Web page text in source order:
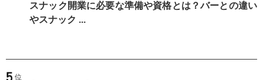
スナック開業に必要な準備や資格とは？バーとの違い
やスナック ...